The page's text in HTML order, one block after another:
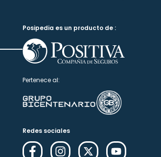
Posipedia es un producto de :
Pertenece al:
Redes sociales